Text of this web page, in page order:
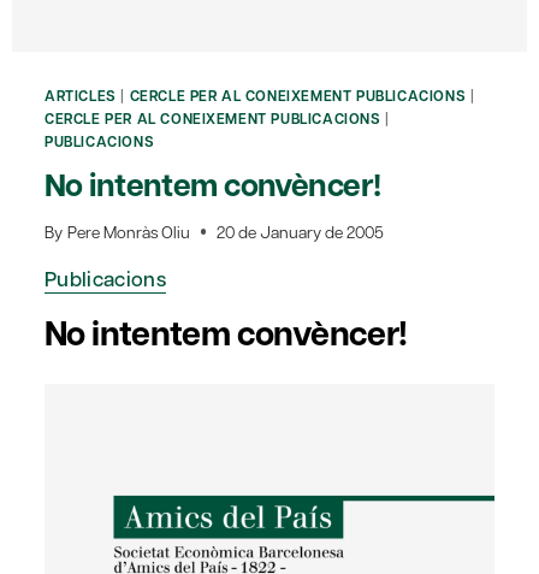
ARTICLES | CERCLE PER AL CONEIXEMENT PUBLICACIONS |
CERCLE PER AL CONEIXEMENT PUBLICACIONS |
PUBLICACIONS
No intentem convèncer!
By Pere Monràs Oliu 20 de January de 2005
Publicacions
No intentem convèncer!